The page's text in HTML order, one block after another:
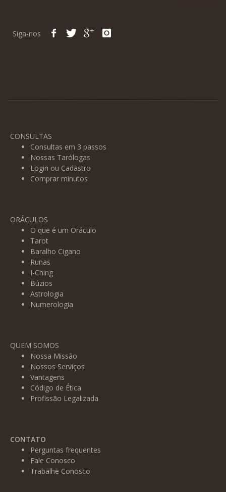
Siga-nos
CONSULTAS
Consultas em 3 passos
Nossas Tarólogas
Login ou Cadastro
Comprar minutos
ORÁCULOS
O que é um Oráculo
Tarot
Baralho Cigano
Runas
I-Ching
Búzios
Astrologia
Numerologia
QUEM SOMOS
Nossa Missão
Nossos Serviços
Vantagens
Código de Ética
Profissão Legalizada
CONTATO
Perguntas frequentes
Fale Conosco
Trabalhe Conosco